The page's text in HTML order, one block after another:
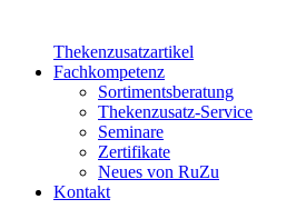
Thekenzusatzartikel
Fachkompetenz
Sortimentsberatung
Thekenzusatz-Service
Seminare
Zertifikate
Neues von RuZu
Kontakt